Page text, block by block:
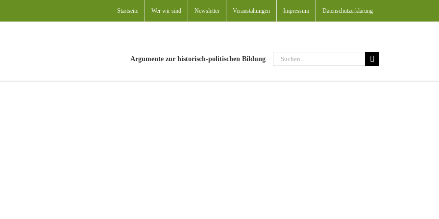
Startseite Wer wir sind Newsletter Veranstaltungen Impressum Datenschutzerklärung
Argumente zur historisch-politischen Bildung
Suche
nach: